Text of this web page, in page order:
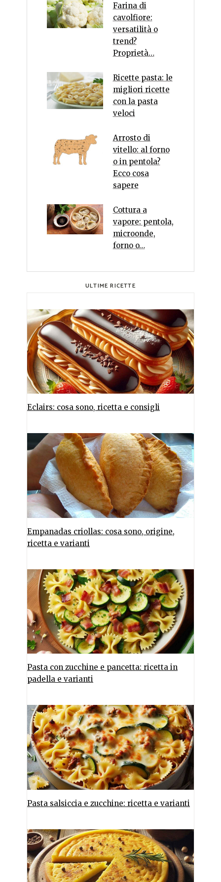
Farina di
cavolfiore:
versatilità o
trend?
Proprietà…
Ricette pasta: le
migliori ricette
con la pasta
veloci
Arrosto di
vitello: al forno
o in pentola?
Ecco cosa
sapere
Cottura a
vapore: pentola,
microonde,
forno o…
ULTIME RICETTE
Eclairs: cosa sono, ricetta e consigli
Empanadas criollas: cosa sono, origine,
ricetta e varianti
Pasta con zucchine e pancetta: ricetta in
padella e varianti
Pasta salsiccia e zucchine: ricetta e varianti